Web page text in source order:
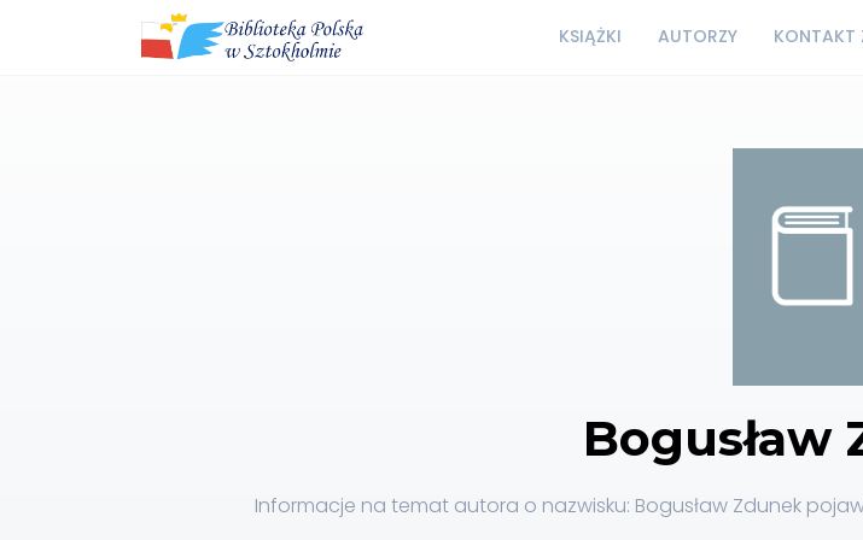
KSIĄŻKI AUTORZY KONTAKT
Bogusław
Informacje na temat autora o nazwisku: Bogusław Zdunek